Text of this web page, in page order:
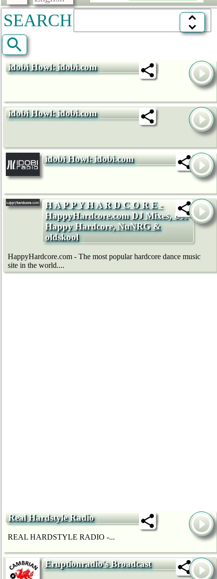
SEARCH
idobi Howl: idobi.com
idobi Howl: idobi.com
idobi Howl: idobi.com
H A P P Y H A R D C O R E -
HappyHardcore.com DJ Mixes, UK
Happy Hardcore, NuNRG &
oldskool
HappyHardcore.com - The most popular hardcore dance music
site in the world....
Real Hardstyle Radio
REAL HARDSTYLE RADIO -...
Eruptionradio's Broadcast